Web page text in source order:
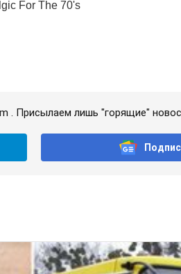
. Присылаем лишь "горящие"